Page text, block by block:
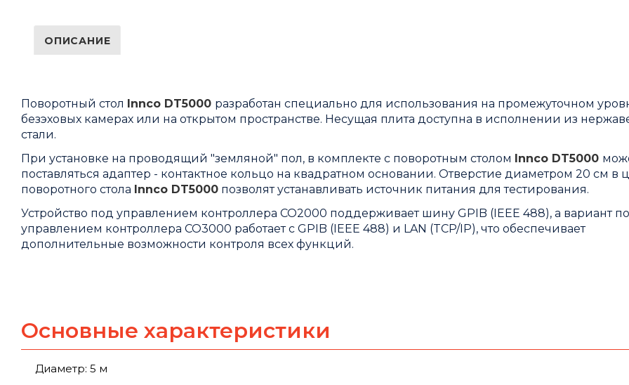
ОПИСАНИЕ
Поворотный стол Innco DT5000 разработан специально для использования на промежуточном
безэховых камерах или на открытом пространстве. Несущая плита доступна в исполнении из
стали.
При установке на проводящий "земляной" пол, в комплекте с поворотным столом
Innco DT5000
поставляться адаптер - контактное кольцо на квадратном основании. Отверстие диаметром 20 см в
поворотного стола Innco DT5000 позволят устанавливать источник питания для тестирования.
Устройство под управлением контроллера CO2000 поддерживает шину GPIB (IEEE 488), а вариант
управлением контроллера CO3000 работает с GPIB (IEEE 488) и LAN (TCP/IP), что обеспечивает
дополнительные возможности контроля всех функций.
Основные характеристики
Диаметр: 5 м